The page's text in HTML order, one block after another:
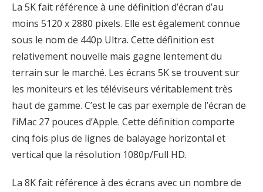
La 5K fait référence à une définition d’écran d’au
moins 5120 x 2880 pixels. Elle est également connue
sous le nom de 440p Ultra. Cette définition est
relativement nouvelle mais gagne lentement du
terrain sur le marché. Les écrans 5K se trouvent sur
les moniteurs et les téléviseurs véritablement très
haut de gamme. C’est le cas par exemple de l’écran de
l’iMac 27 pouces d’Apple. Cette définition comporte
cinq fois plus de lignes de balayage horizontal et
vertical que la résolution 1080p/Full HD.
La 8K fait référence à des écrans avec un nombre de